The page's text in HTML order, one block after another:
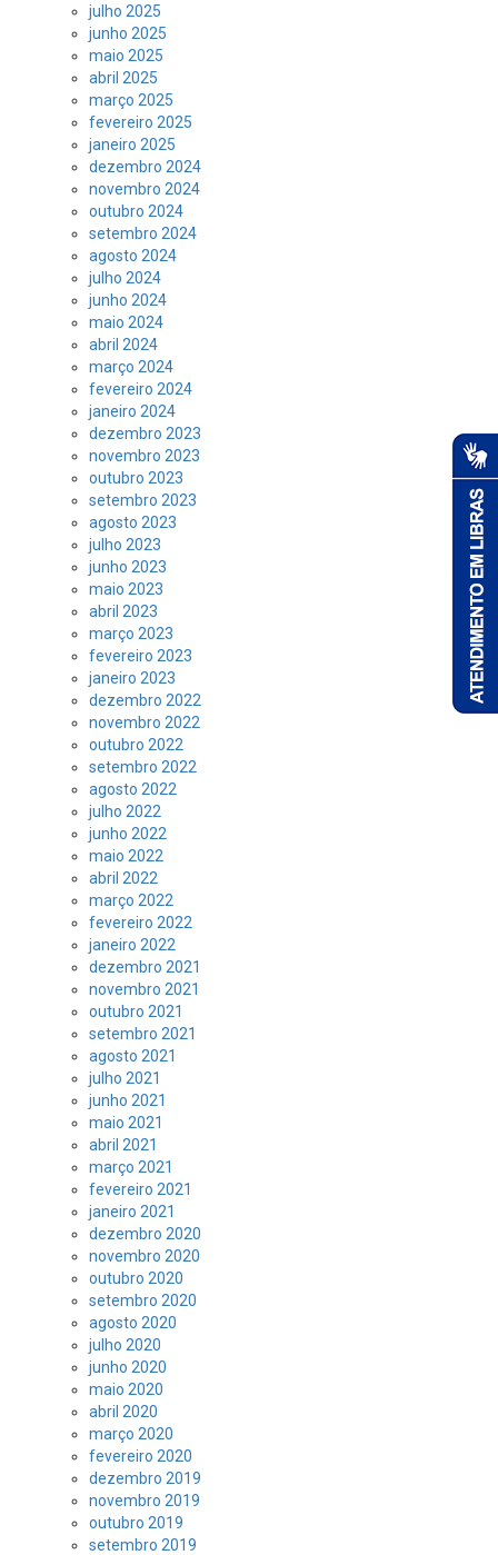
julho 2025
junho 2025
maio 2025
abril 2025
março 2025
fevereiro 2025
janeiro 2025
dezembro 2024
novembro 2024
outubro 2024
setembro 2024
agosto 2024
julho 2024
junho 2024
maio 2024
abril 2024
março 2024
fevereiro 2024
janeiro 2024
dezembro 2023
novembro 2023
outubro 2023
setembro 2023
agosto 2023
julho 2023
junho 2023
maio 2023
abril 2023
março 2023
fevereiro 2023
janeiro 2023
dezembro 2022
novembro 2022
outubro 2022
setembro 2022
agosto 2022
julho 2022
junho 2022
maio 2022
abril 2022
março 2022
fevereiro 2022
janeiro 2022
dezembro 2021
novembro 2021
outubro 2021
setembro 2021
agosto 2021
julho 2021
junho 2021
maio 2021
abril 2021
março 2021
fevereiro 2021
janeiro 2021
dezembro 2020
novembro 2020
outubro 2020
setembro 2020
agosto 2020
julho 2020
junho 2020
maio 2020
abril 2020
março 2020
fevereiro 2020
dezembro 2019
novembro 2019
outubro 2019
setembro 2019